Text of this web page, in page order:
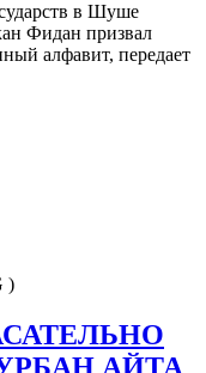
в Шуше
Фидан призвал
алфавит, передает
)